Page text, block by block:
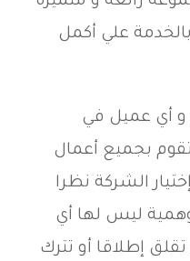
علي أكمل
و أي عميل في
بجميع أعمال
الشركة نظرا
ليس لها أي
تقلق إطلاقا أو تترك